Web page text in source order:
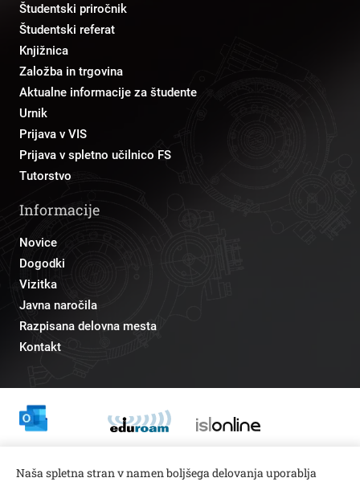
Študentski priročnik
Študentski referat
Knjižnica
Založba in trgovina
Aktualne informacije za študente
Urnik
Prijava v VIS
Prijava v spletno učilnico FS
Tutorstvo
Informacije
Novice
Dogodki
Vizitka
Javna naročila
Razpisana delovna mesta
Kontakt
pr@fs.uni-lj.si
Naša spletna stran v namen boljšega delovanja uporablja